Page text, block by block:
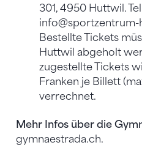
301, 4950 Huttwil.
info@sportzentrum-
Bestellte Tickets
Huttwil abgeholt
zugestellte Tickets
Franken je Billett
verrechnet.
Mehr Infos über die
gymnaestrada.ch.